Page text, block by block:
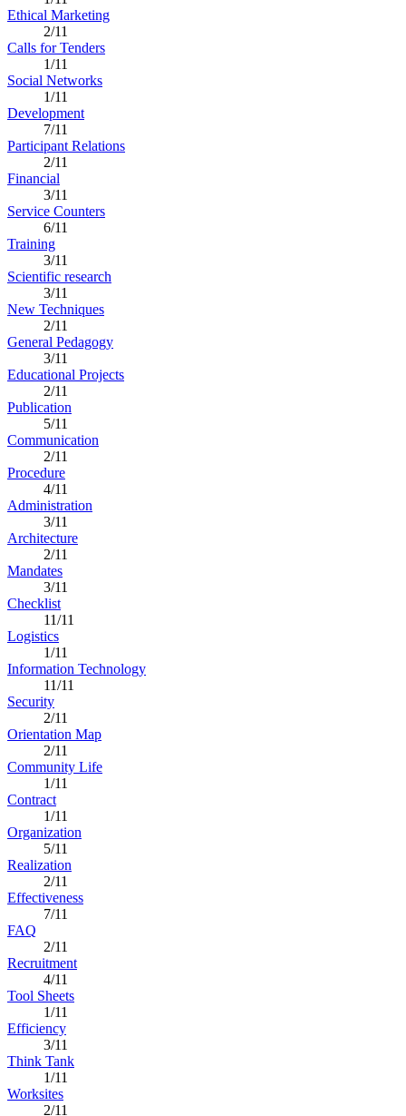
Ethical Marketing
2/11
Calls for Tenders
1/11
Social Networks
1/11
Development
7/11
Participant Relations
2/11
Financial
3/11
Service Counters
6/11
Training
3/11
Scientific research
3/11
New Techniques
2/11
General Pedagogy
3/11
Educational Projects
2/11
Publication
5/11
Communication
2/11
Procedure
4/11
Administration
3/11
Architecture
2/11
Mandates
3/11
Checklist
11/11
Logistics
1/11
Information Technology
11/11
Security
2/11
Orientation Map
2/11
Community Life
1/11
Contract
1/11
Organization
5/11
Realization
2/11
Effectiveness
7/11
FAQ
2/11
Recruitment
4/11
Tool Sheets
1/11
Efficiency
3/11
Think Tank
1/11
Worksites
2/11